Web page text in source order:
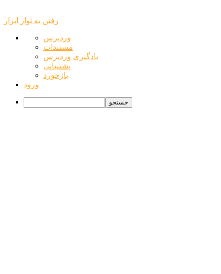
رفتن به نوار ابزار
درباره
وردپرس
وردپرس
مستندات
یادگیری وردپرس
پشتیبانی
بازخورد
ورود
جستجو